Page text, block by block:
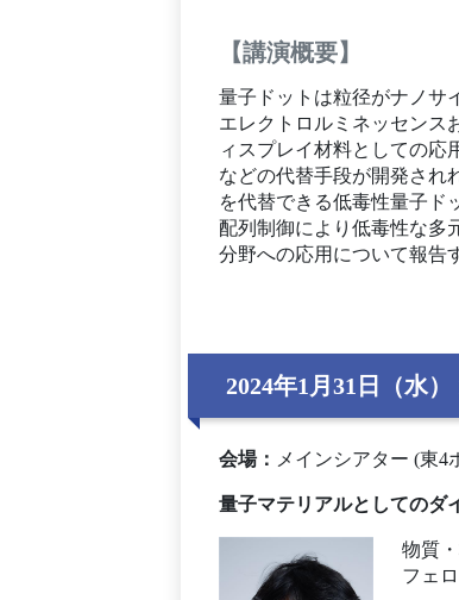
【講演概要】
量子ドットは粒径がナノサ
エレクトロルミネッセンス
ィスプレイ材料としての応
などの代替手段が開発され
を代替できる低毒性量子ド
配列制御により低毒性な多
分野への応用について報告
2024年1月31日（水）
会場： メインシアター (東4
量子マテリアルとしてのダ
物質
フェ